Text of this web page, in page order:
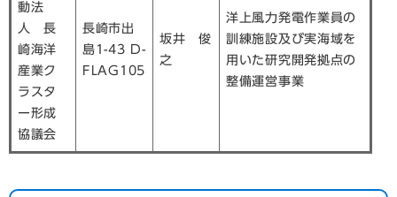
動法
人 長
崎海洋
産業ク
ラスタ
ー形成
協議会
長崎市出
島1-43 D-
FLAG105
坂井 俊
之
洋上風力発電作業員の
訓練施設及び実海域を
用いた研究開発拠点の
整備運営事業